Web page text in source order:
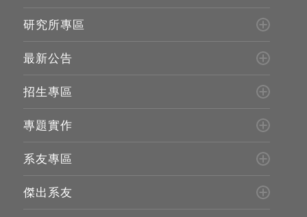
研究所專區
最新公告
招生專區
專題實作
系友專區
傑出系友